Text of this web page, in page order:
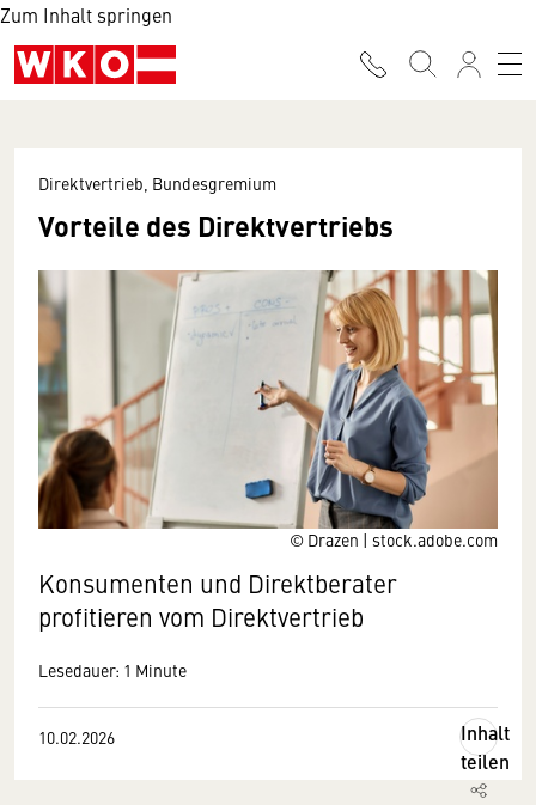
Zum Inhalt springen
© Drazen | stock.adobe.com
Direktvertrieb, Bundesgremium
Vorteile des Direktvertriebs
Konsumenten und Direktberater
profitieren vom Direktvertrieb
Lesedauer: 1 Minute
10.02.2026
Inhalt
teilen